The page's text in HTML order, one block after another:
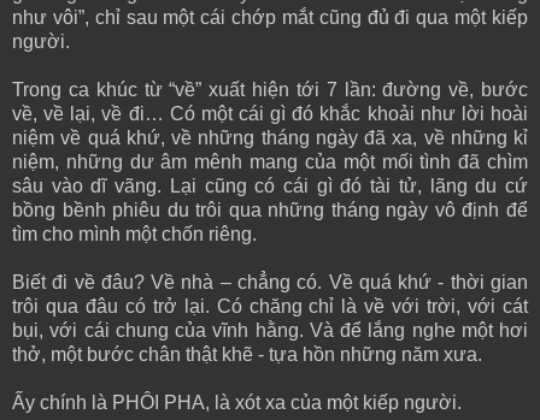
như vôi”, chỉ sau một cái chớp mắt cũng đủ đi qua một kiếp
người.
Trong ca khúc từ “về” xuất hiện tới 7 lần: đường về, bước
về, về lại, về đi… Có một cái gì đó khắc khoải như lời hoài
niệm về quá khứ, về những tháng ngày đã xa, về những kỉ
niệm, những dư âm mênh mang của một mối tình đã chìm
sâu vào dĩ vãng. Lại cũng có cái gì đó tài tử, lãng du cứ
bồng bềnh phiêu du trôi qua những tháng ngày vô định để
tìm cho mình một chốn riêng.
Biết đi về đâu? Về nhà – chẳng có. Về quá khứ - thời gian
trôi qua đâu có trở lại. Có chăng chỉ là về với trời, với cát
bụi, với cái chung của vĩnh hằng. Và để lắng nghe một hơi
thở, một bước chân thật khẽ - tựa hồn những năm xưa.
Ấy chính là PHÔI PHA, là xót xa của một kiếp người.